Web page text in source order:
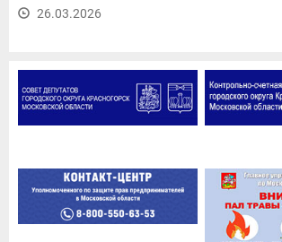
26.03.2026